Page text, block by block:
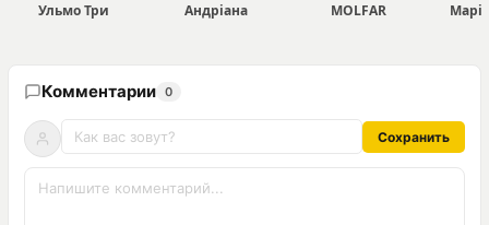
Ульмо Три Андріана MOLFAR
Комментарии 0
Сохранить